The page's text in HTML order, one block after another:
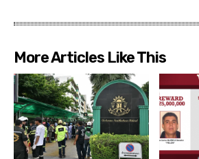
More Articles Like This